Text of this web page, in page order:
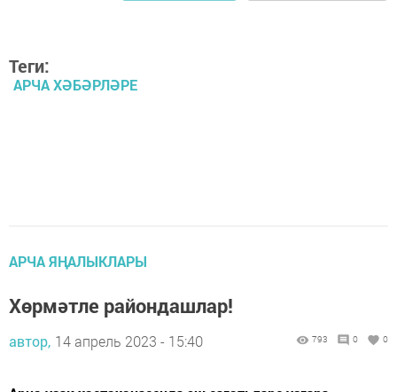
Теги:
АРЧА ХӘБӘРЛӘРЕ
АРЧА ЯҢАЛЫКЛАРЫ
Хөрмәтле райондашлар!
автор, 14 апрель 2023 - 15:40 793 0 0